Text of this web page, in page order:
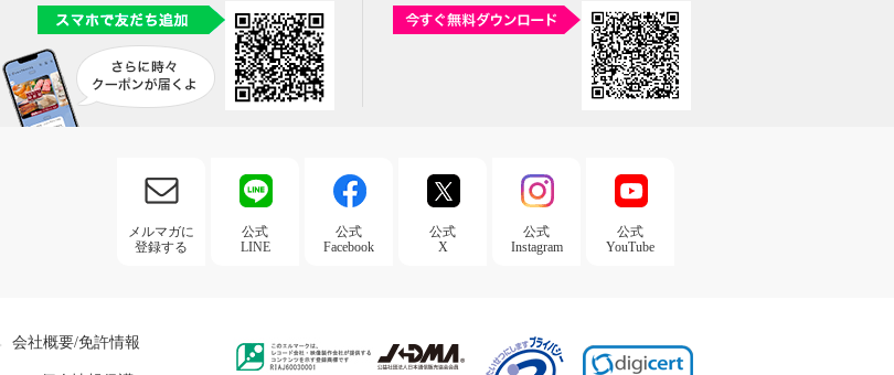
メルマガに
登録する
公式
LINE
公式
Facebook
公式
X
公式
Instagram
公式
YouTube
会社概要/免許情報